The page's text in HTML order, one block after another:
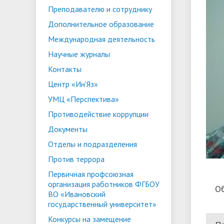
• Конкурсы на замещение
должностей
• Координационный центр ИвГУ
• Вход
• Олимпиада "Большие надежды
малых городов"
ориентации и содействия
трудоустройству выпускников
«Карьера»
•
• Платные образовательные услуги
• Стипендии и меры поддержки
обучающихся
•
• Абитуриенту
•
• Организация питания в
образовательной организации
Преподавателю и сотруднику
Дополнительное образование
Международная деятельность
Научные журналы
Контакты
Центр «Ин'Яз»
УМЦ «Перспектива»
Противодействие коррупции
Документы
Отделы и подразделения
Против террора
Первичная профсоюзная
организация работников ФГБОУ
ВО «Ивановский
государственный университет»
Конкурсы на замещение